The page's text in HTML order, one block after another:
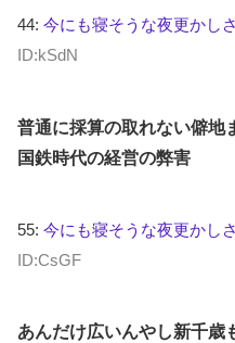
44: 今にも寝そうな夜更かし
ID:kSdN
普通に採算の取れない僻地
国鉄時代の経営の弊害
55: 今にも寝そうな夜更かし
ID:CsGF
あんだけ広いんやし新千歳